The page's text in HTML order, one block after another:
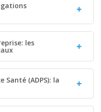
les
Santé (ADPS): la